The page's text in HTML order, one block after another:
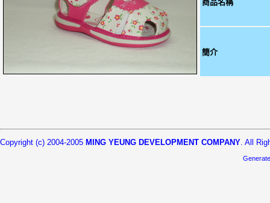
商品名稱
簡介
Copyright (c) 2004-2005 MING YEUNG DEVELOPMENT COMPANY . All